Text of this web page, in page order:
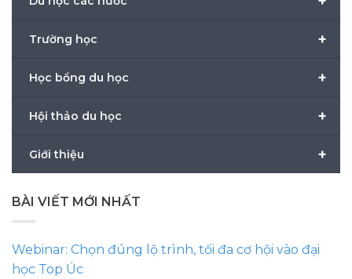
+
Trường học
+
Học bổng du học
+
Hội thảo du học
+
Giới thiệu
BÀI VIẾT MỚI NHẤT
Webinar: Chọn đúng lộ trình, tối đa cơ hội vào đại
học Top Úc